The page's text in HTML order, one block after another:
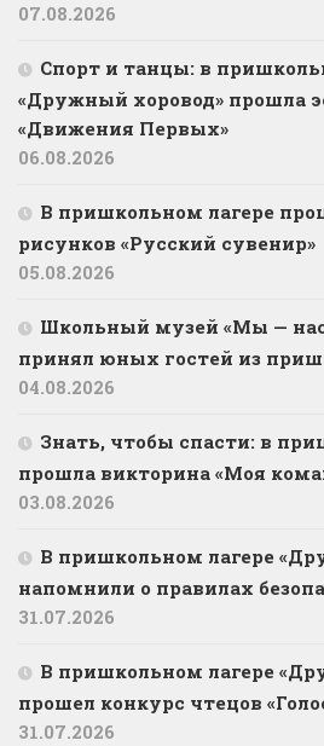
07.08.2026
Спорт и танцы: в
«Дружный хоровод» прошла
«Движения Первых»
06.08.2026
В пришкольном лагере
рисунков «Русский сувенир»
05.08.2026
Школьный музей «Мы —
принял юных гостей из
04.08.2026
Знать, чтобы спасти: в
прошла викторина «Моя
03.08.2026
В пришкольном лагере
напомнили о правилах
31.07.2026
В пришкольном лагере
прошел конкурс чтецов
31.07.2026